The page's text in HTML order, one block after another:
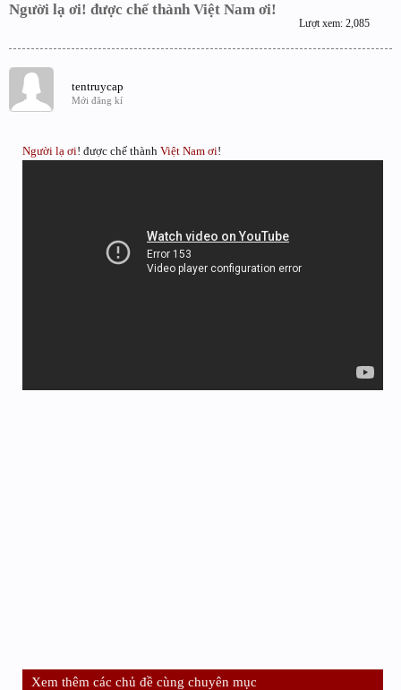
Người lạ ơi! được chế thành Việt Nam ơi!
Lượt xem: 2,085
tentruycap
Mới đăng kí
Người lạ ơi! được chế thành Việt Nam ơi!
Xem thêm các chủ đề cùng chuyên mục